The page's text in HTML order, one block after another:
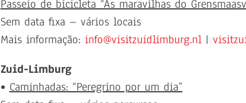
Passeio de bicicleta “As maravilhas do
Sem data fixa – vários locais
Mais informação: info@visitzuidlimburg.nl|
Zuid-Limburg
• Caminhadas: “Peregrino por um dia”